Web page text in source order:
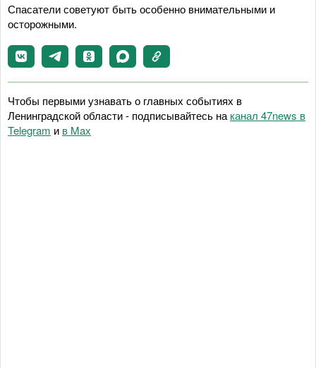
Спасатели советуют быть особенно внимательными и
осторожными.
Чтобы первыми узнавать о главных событиях в
Ленинградской области - подписывайтесь на канал 47news в
Telegram и в Maх